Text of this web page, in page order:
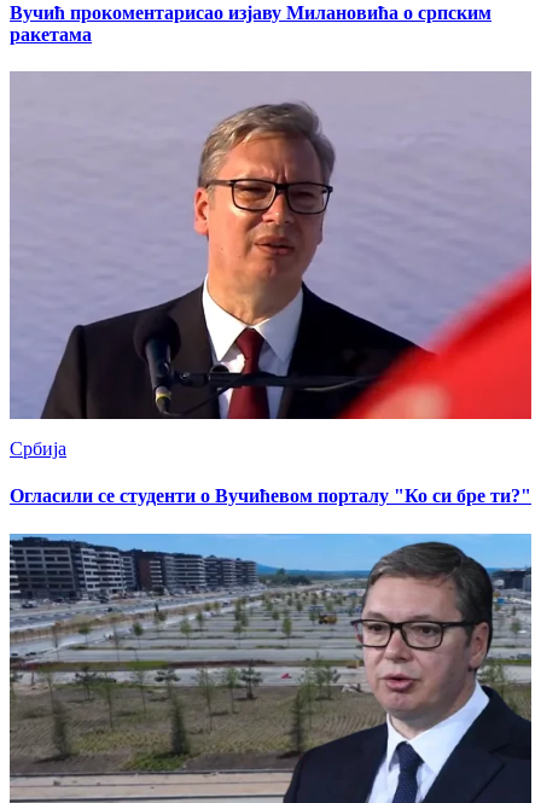
Вучић прокоментарисао изјаву Милановића о српским
ракетама
Србија
Огласили се студенти о Вучићевом порталу "Ко си бре ти?"